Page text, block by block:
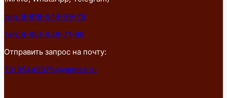
тел: 8-918-544-99-75
тел: 8-951-839-71-89
Отправить запрос на почту:
79185449975@yandex.ru